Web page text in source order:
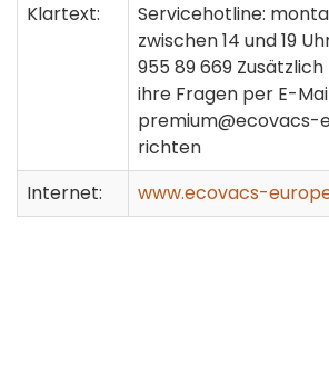
Klartext:
Servicehotline:
zwischen 14 und 19
955 89 669
ihre Fragen per E-
premium@ecovacs-
richten
Internet:
www.ecovacs-